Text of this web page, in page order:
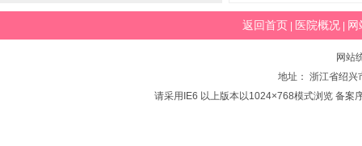
返回首页 医院概况| 网
网站
地址： 浙江省绍兴
请采用IE6 以上版本以1024×768模式浏览 备案